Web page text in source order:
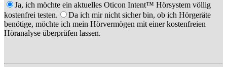
Ja, ich möchte ein aktuelles Oticon Intent™ Hörsystem völlig
kostenfrei testen.
Da ich mir nicht sicher bin, ob ich Hörgeräte
benötige, möchte ich mein Hörvermögen mit einer kostenfreien
Höranalyse überprüfen lassen.